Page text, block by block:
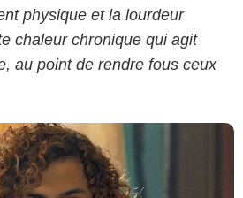
physique et la lourdeur
chaleur chronique qui agit
au point de rendre fous ceux